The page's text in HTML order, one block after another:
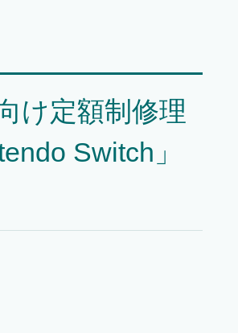
け定額制修理
Switch」